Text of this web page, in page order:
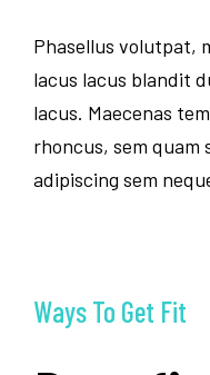
Phasellus volutpat,
lacus lacus blandit
lacus. Maecenas
rhoncus, sem quam
adipiscing sem
Ways To Get Fit